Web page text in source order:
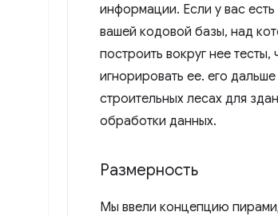
информации. Если у вас
вашей кодовой базы, над
построить вокруг нее
игнорировать ее. его
строительных лесах для
обработки данных.
Размерность
Мы ввели концепцию